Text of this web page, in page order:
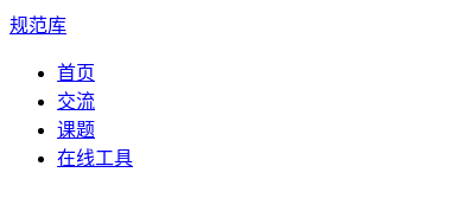
规范库
首页
交流
课题
在线工具